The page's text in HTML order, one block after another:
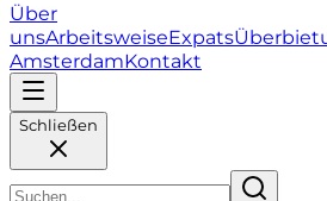
Über
unsArbeitsweiseExpats
AmsterdamKontakt
Schließen